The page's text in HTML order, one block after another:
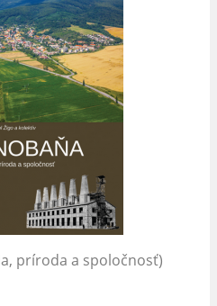
príroda a spoločnosť)